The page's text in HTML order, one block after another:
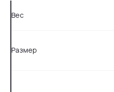
Вес
Размер